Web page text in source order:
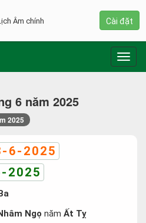
6 năm 2025
2025
6-2025
2025
Ngọ năm Ất Tỵ
Âm chính
Cài đặt